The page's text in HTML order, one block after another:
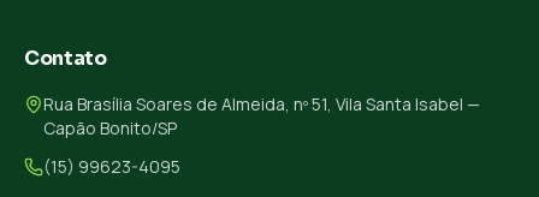
Contato
Rua Brasília Soares de Almeida, nº 51, Vila Santa Isabel —
Capão Bonito/SP
(15) 99623-4095